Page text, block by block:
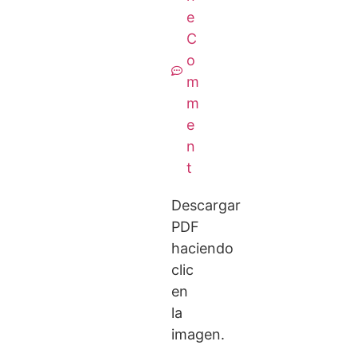
e
C
o
m
m
e
n
t
Descargar
PDF
haciendo
clic
en
la
imagen.